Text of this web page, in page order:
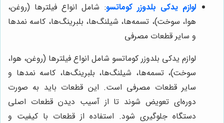
لوازم یدکی بلدوزر کوماتسو: شامل انواع فیلترها (روغن،
هوا، سوخت)، تسمه‌ها، شیلنگ‌ها، بلبرینگ‌ها، کاسه نمدها
و سایر قطعات مصرفی
لوازم یدکی بلدوزر کوماتسو شامل انواع فیلترها (روغن، هوا،
سوخت)، تسمه‌ها، شیلنگ‌ها، بلبرینگ‌ها، کاسه نمدها و
سایر قطعات مصرفی است. این قطعات باید به صورت
دوره‌ای تعویض شوند تا از آسیب دیدن قطعات اصلی
دستگاه جلوگیری شود. استفاده از قطعات با کیفیت و